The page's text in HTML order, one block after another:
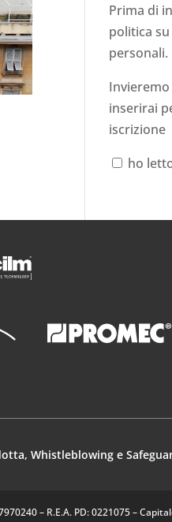
Prima di
politica su
personali.
inserirai
iscrizione
ho
Whistleblowing e
– R.E.A. PD: 0221075 –